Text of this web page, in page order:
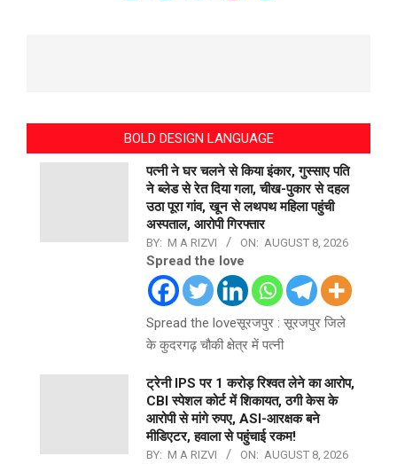
BOLD DESIGN LANGUAGE
पत्नी ने घर चलने से किया इंकार, गुस्साए पति
ने ब्लेड से रेत दिया गला, चीख-पुकार से दहल
उठा पूरा गांव, खून से लथपथ महिला पहुंची
अस्पताल, आरोपी गिरफ्तार
BY: M A RIZVI ON: AUGUST 8, 2026
Spread the love
Spread the loveसूरजपुर : सूरजपुर जिले
के कुदरगढ़ चौकी क्षेत्र में पत्नी
ट्रेनी IPS पर 1 करोड़ रिश्वत लेने का आरोप,
CBI स्पेशल कोर्ट में शिकायत, ठगी केस के
आरोपी से मांगे रुपए, ASI-आरक्षक बने
मीडिएटर, हवाला से पहुंचाई रकम!
BY: M A RIZVI ON: AUGUST 8, 2026